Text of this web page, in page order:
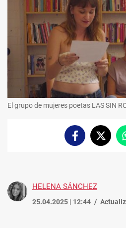
El grupo de mujeres poetas LAS SIN
FacebookTwitter
HELENA SÁNCHEZ
25.04.2025 | 12:44